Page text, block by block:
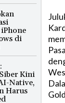
di
Kini
Native,
Harus